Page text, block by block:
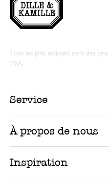
Tous les prix indiqués sont des
TVA.
Service
À propos de nous
Inspiration